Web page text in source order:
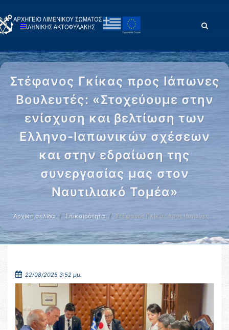
Στέφανος Γκίκας προς Ιάπωνες
Βουλευτές: «Στοχεύουμε στην
ενίσχυση και βελτίωση των
Ελληνο-Ιαπωνικών σχέσεων
και στην εδραίωση της
συνεργασίας μας στον
Ναυτιλιακό Τομέα»
Αρχική σελίδα Επικαιρότητα Στέφανος Γκίκας προς Ιάπωνες …
22/08/2025 3:52 μμ.